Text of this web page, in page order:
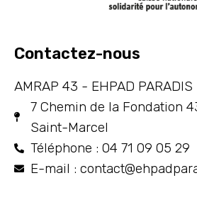
Contactez-nous
AMRAP 43 - EHPAD PARADIS
7 Chemin de la Fondation
Saint-Marcel
Téléphone : 04 71 09 05 29
E-mail :